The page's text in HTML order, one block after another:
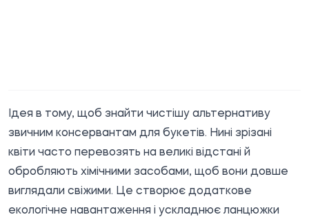
Ідея в тому, щоб знайти чистішу альтернативу
звичним консервантам для букетів. Нині зрізані
квіти часто перевозять на великі відстані й
обробляють хімічними засобами, щоб вони довше
виглядали свіжими. Це створює додаткове
екологічне навантаження і ускладнює ланцюжки